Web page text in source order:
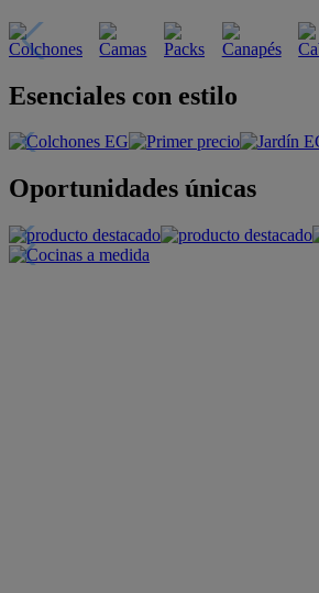
Esenciales con estilo
Oportunidades únicas